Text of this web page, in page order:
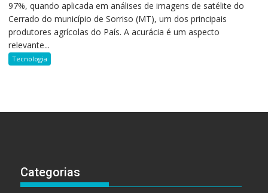
97%, quando aplicada em análises de imagens de satélite do
Cerrado do município de Sorriso (MT), um dos principais
produtores agrícolas do País. A acurácia é um aspecto
relevante...
Tecnologia
Categorias